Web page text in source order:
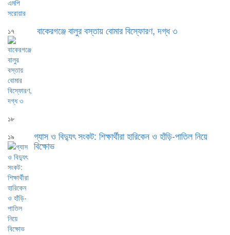
১৭ বাকেরগঞ্জে বালুর বস্তায় বোমার বিস্ফোরণ, দগ্ধ ৩
১৮
১৯
গ্যাস ও বিদ্যুৎ সংকট: শিক্ষার্থীরা হারিকেন ও হাঁড়ি-পাতিল নিয়ে
বিক্ষোভ